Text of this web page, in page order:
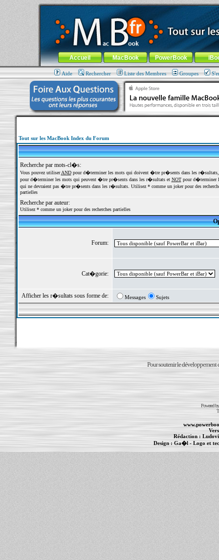
MacBook-fr.com : 100% Apple... 100% nomade !
Aller au contenu-Aller au menu général-Aller au menu de
Menu général
Accueil MacBook PowerBook
Aide Rechercher Liste des Membres Groupes
Tout sur les MacBook Index du Forum
Recherche par mots-cl�s:
Vous pouvez utiliserANDpour d�terminer les mots qui doivent �tre pr�sents dans les
pour d�terminer les mots qui peuvent �tre pr�sents dans les r�sultats et NOTpour d�terminer
qui ne devraient pas �tre pr�sents dans les r�sultats. Utilisez * comme un joker pour des
partielles
Recherche par auteur:
Utilisez * comme un joker pour des recherches partielles
Forum:
Cat�gorie:
Afficher les r�sultats sous forme de: Messages Sujets
Pour soutenir le développement
Powered
Rédaction :
Design : Ga�l- Logo et